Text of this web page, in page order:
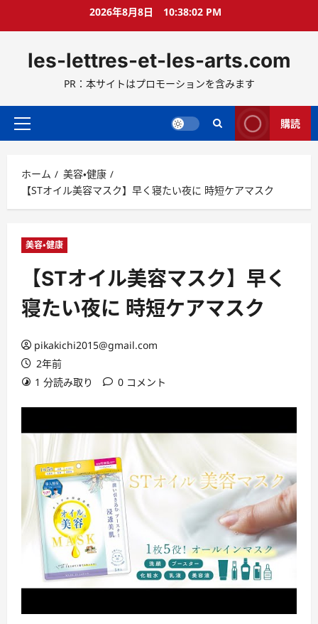
ス
ッ
2026年8月8日 10:38:03 PM
les-lettres-et-les-arts.com
PR：本サイトはプロモーションを含みます
メ
メ
ニ
ュ
購読
ホーム
美容・健康
【STオイル美容マスク】早く寝たい夜に 時短ケアマスク
美容・健康
【STオイル美容マスク】早く
寝たい夜に 時短ケアマスク
pikakichi2015@gmail.com
2年前
1 分読み取り
0 コメント